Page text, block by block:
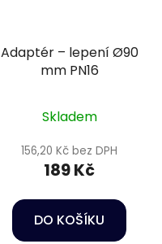
Adaptér – lepení Ø90
mm PN16
Skladem
156,20 Kč bez DPH
189 Kč
DO KOŠÍKU